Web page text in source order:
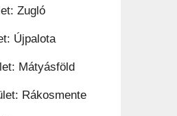
Zugló
Újpalota
Mátyásföld
Rákosmente